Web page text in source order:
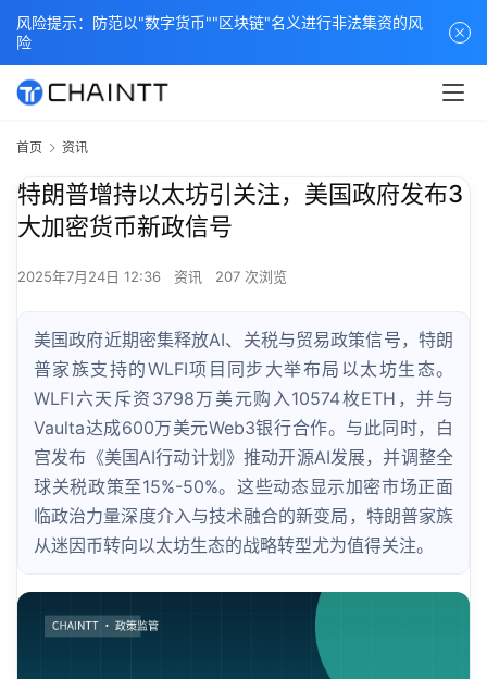
首页 资讯
特朗普增持以太坊引关注，美国政府发布3
大加密货币新政信号
2025年7月24日 12:36 资讯 207 次浏览
美国政府近期密集释放AI、关税与贸易政策信号，特朗
普家族支持的WLFI项目同步大举布局以太坊生态。
WLFI六天斥资3798万美元购入10574枚ETH，并与
Vaulta达成600万美元Web3银行合作。与此同时，白
宫发布《美国AI行动计划》推动开源AI发展，并调整全
球关税政策至15%-50%。这些动态显示加密市场正面
临政治力量深度介入与技术融合的新变局，特朗普家族
从迷因币转向以太坊生态的战略转型尤为值得关注。
风险提示：防范以"数字货币""区块链"名义进行非法集资的风
险